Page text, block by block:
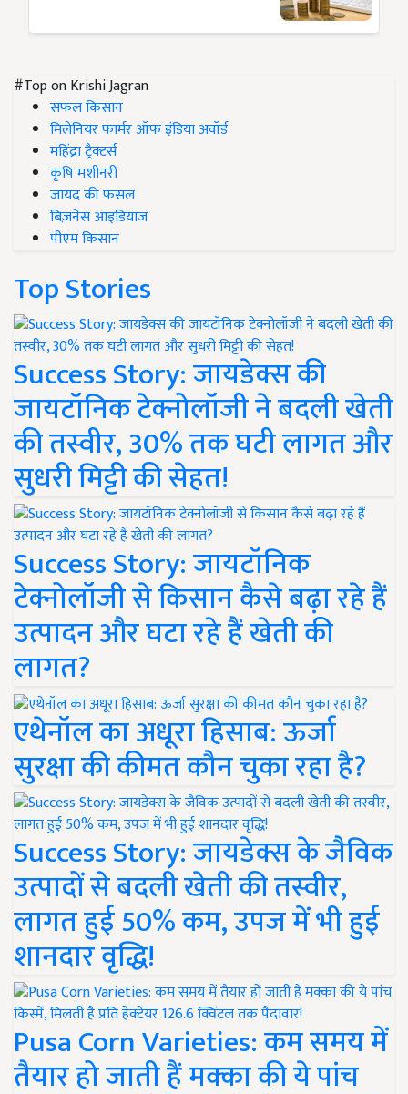
#Top on Krishi Jagran
सफल किसान
मिलेनियर फार्मर ऑफ इंडिया अवॉर्ड
महिंद्रा ट्रैक्टर्स
कृषि मशीनरी
जायद की फसल
बिज़नेस आइडियाज
पीएम किसान
Top Stories
Success Story: जायडेक्स की
जायटॉनिक टेक्नोलॉजी ने बदली खेती
की तस्वीर, 30% तक घटी लागत और
सुधरी मिट्टी की सेहत!
Success Story: जायटॉनिक
टेक्नोलॉजी से किसान कैसे बढ़ा रहे हैं
उत्पादन और घटा रहे हैं खेती की
लागत?
एथेनॉल का अधूरा हिसाब: ऊर्जा
सुरक्षा की कीमत कौन चुका रहा है?
Success Story: जायडेक्स के जैविक
उत्पादों से बदली खेती की तस्वीर,
लागत हुई 50% कम, उपज में भी हुई
शानदार वृद्धि!
Pusa Corn Varieties: कम समय में
तैयार हो जाती हैं मक्का की ये पांच